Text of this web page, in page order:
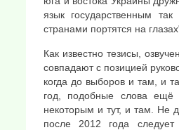
язык государственным
странами портятся на
Как известно тезисы,
совпадают с позицией
когда до выборов и там, и
год, подобные слова ещё
некоторым и тут, и там. Не
после 2012 года